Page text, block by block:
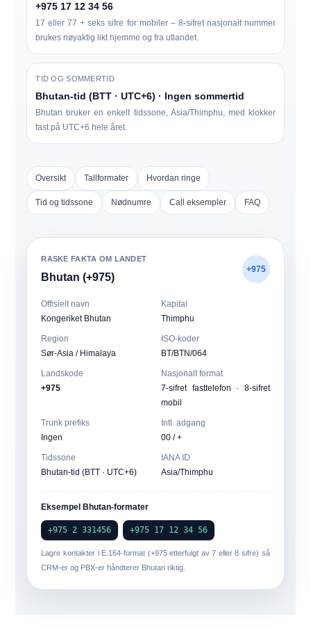
+975 17 12 34 56
17 eller 77 + seks sifre for mobiler – 8-sifret nasjonalt nummer
brukes nøyaktig likt hjemme og fra utlandet.
TID OG SOMMERTID
Bhutan-tid (BTT · UTC+6) · Ingen sommertid
Bhutan bruker en enkelt tidssone, Asia/Thimphu, med klokker
fast på UTC+6 hele året.
Oversikt Tallformater Hvordan ringe
Tid og tidssone Nødnumre Call eksempler FAQ
RASKE FAKTA OM LANDET
Bhutan (+975)
+975
Offisielt navn
Kongeriket Bhutan
Kapital
Thimphu
Region
Sør-Asia / Himalaya
ISO-koder
BT/BTN/064
Landskode
+975
Nasjonalt format
7-sifret fasttelefon · 8-sifret
mobil
Trunk prefiks
Ingen
Intl. adgang
00 / +
Tidssone
Bhutan-tid (BTT · UTC+6)
IANA ID
Asia/Thimphu
Eksempel Bhutan-formater
+975 2 331456 +975 17 12 34 56
Lagre kontakter i E.164-format (+975 etterfulgt av 7 eller 8 sifre) så
CRM-er og PBX-er håndterer Bhutan riktig.